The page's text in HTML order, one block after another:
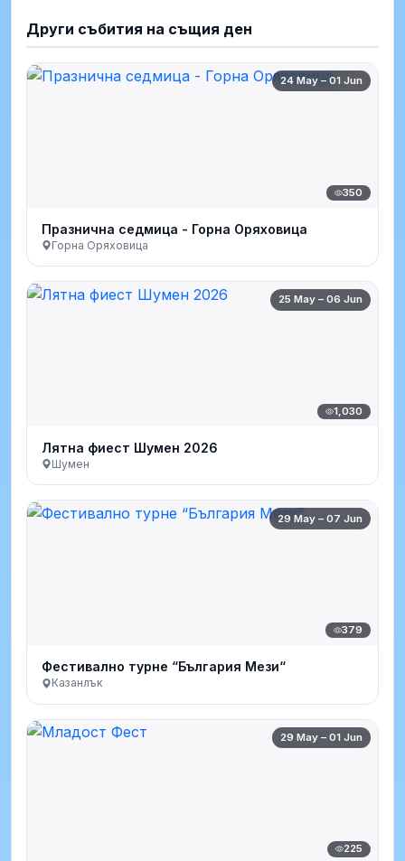
Други събития на същия ден
24 May – 01 Jun
350
Празнична седмица - Горна Оряховица
Горна Оряховица
25 May – 06 Jun
1,030
Лятна фиест Шумен 2026
Шумен
29 May – 07 Jun
379
Фестивално турне “България Мези“
Казанлък
29 May – 01 Jun
225